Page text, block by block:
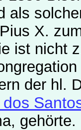
als
X.
ist nicht
der hl.
gehörte.